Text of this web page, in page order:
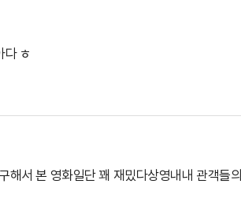
다 ㅎ
해서 본 영화일단 꽤 재밌다상영내내 관객